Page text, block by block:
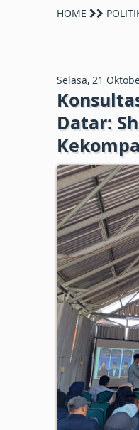
HOME
Selasa, 21
Datar: